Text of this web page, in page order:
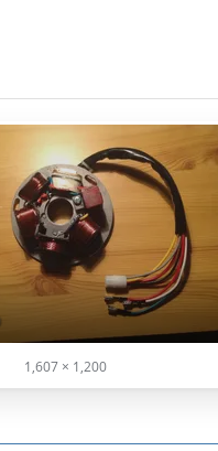
1,607 × 1,200